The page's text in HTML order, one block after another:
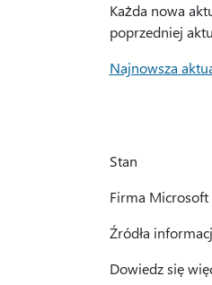
Każda nowa
poprzedniej
Najnowsza
Stan
Firma
Źródła
Dowiedz się